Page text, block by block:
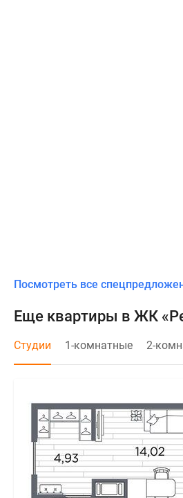
Посмотреть все
Еще квартиры в ЖК
Студии 1-комнатные 2-